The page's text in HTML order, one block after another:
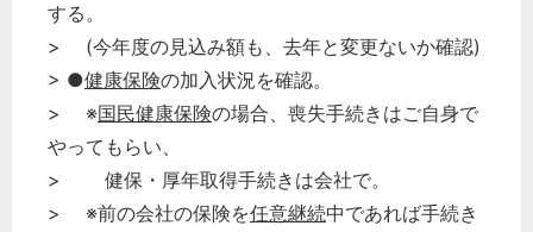
する。
> (今年度の見込み額も、去年と変更ないか確認)
> ●健康保険の加入状況を確認。
> ※国民健康保険の場合、喪失手続きはご自身で
やってもらい、
> 健保・厚年取得手続きは会社で。
> ※前の会社の保険を任意継続中であれば手続き